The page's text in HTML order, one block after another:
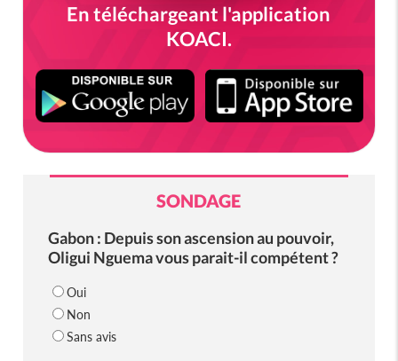
En téléchargeant l'application
KOACI.
SONDAGE
Gabon : Depuis son ascension au pouvoir,
Oligui Nguema vous parait-il compétent ?
Oui
Non
Sans avis